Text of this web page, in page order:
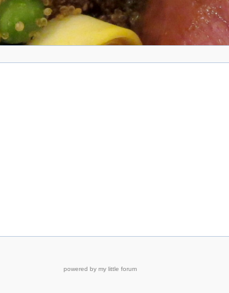
powered by my little forum